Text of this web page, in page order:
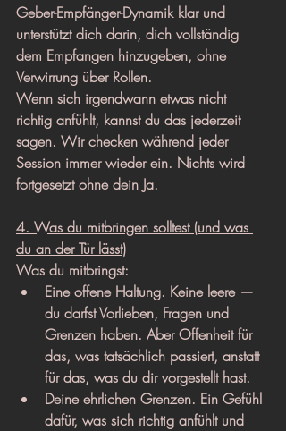
Geber-Empfänger-Dynamik klar und
unterstützt dich darin, dich vollständig
dem Empfangen hinzugeben, ohne
Verwirrung über Rollen.
Wenn sich irgendwann etwas nicht
richtig anfühlt, kannst du das jederzeit
sagen. Wir checken während jeder
Session immer wieder ein. Nichts wird
fortgesetzt ohne dein Ja.
4. Was du mitbringen solltest (und was
du an der Tür lässt)
Was du mitbringst:
Eine offene Haltung. Keine leere —
du darfst Vorlieben, Fragen und
Grenzen haben. Aber Offenheit für
das, was tatsächlich passiert, anstatt
für das, was du dir vorgestellt hast.
Deine ehrlichen Grenzen. Ein Gefühl
dafür, was sich richtig anfühlt und